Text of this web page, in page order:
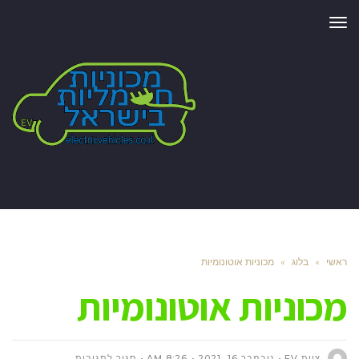
תפריט
ראשי » בלוג » מכוניות אוטונומיות
מכוניות אוטונומיות